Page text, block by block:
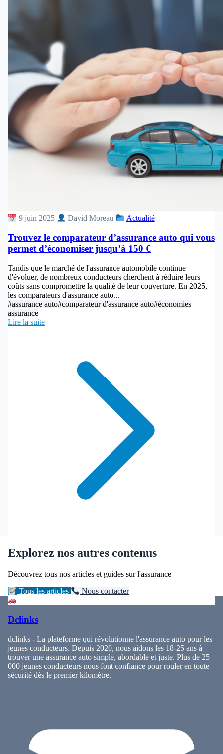
9 juin 2025 David Moreau Actualité
Trouvez le comparateur d’assurance auto qui vous
permet d’économiser jusqu’à 150 €
Tandis que le marché de l'assurance automobile continue
d'évoluer, de nombreux conducteurs cherchent à réduire leurs
coûts sans compromettre la qualité de leur couverture. En 2025,
les comparateurs d'assurance auto...
#assurance auto#comparateur d'assurance auto#économies
assurance
Lire la suite
Explorez nos autres contenus
Découvrez tous nos articles et guides sur l'assurance
Tous les articles Nous contacter
Dclinks
dclinks - La plateforme qui révolutionne l'assurance auto pour les
jeunes conducteurs. Depuis 2020, nous aidons les 18-25 ans à
trouver une assurance auto simple, abordable et juste. Plus de 25
000 jeunes conducteurs nous font confiance pour rouler en toute
sécurité dès le premier kilomètre.